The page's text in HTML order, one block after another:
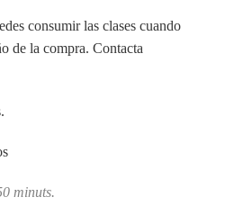
consumir las clases cuando
de la compra. Contacta
minuts.